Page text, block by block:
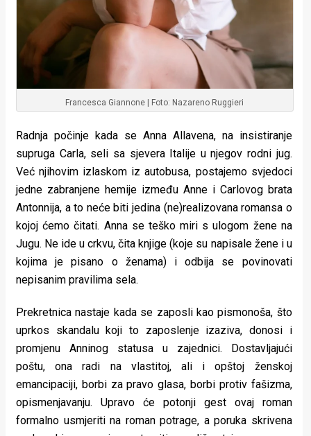
Francesca Giannone | Foto: Nazareno Ruggieri
Radnja počinje kada se Anna Allavena, na insistiranje
supruga Carla, seli sa sjevera Italije u njegov rodni jug.
Već njihovim izlaskom iz autobusa, postajemo svjedoci
jedne zabranjene hemije između Anne i Carlovog brata
Antonnija, a to neće biti jedina (ne)realizovana romansa o
kojoj ćemo čitati. Anna se teško miri s ulogom žene na
Jugu. Ne ide u crkvu, čita knjige (koje su napisale žene i u
kojima je pisano o ženama) i odbija se povinovati
nepisanim pravilima sela.
Prekretnica nastaje kada se zaposli kao pismonoša, što
uprkos skandalu koji to zaposlenje izaziva, donosi i
promjenu Anninog statusa u zajednici. Dostavljajući
poštu, ona radi na vlastitoj, ali i opštoj ženskoj
emancipaciji, borbi za pravo glasa, borbi protiv fašizma,
opismenjavanju. Upravo će potonji gest ovaj roman
formalno usmjeriti na roman potrage, a poruka skrivena